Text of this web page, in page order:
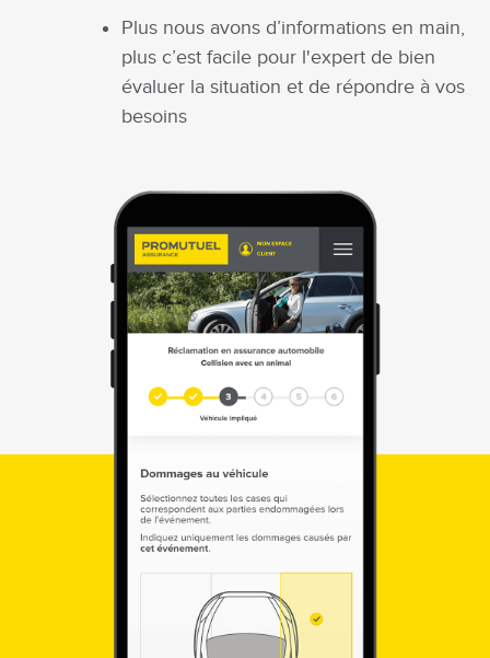
Plus nous avons d’informations en main,
plus c’est facile pour l'expert de bien
évaluer la situation et de répondre à vos
besoins